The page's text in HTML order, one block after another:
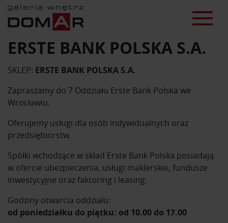
ERSTE BANK POLSKA S.A.
SKLEP: ERSTE BANK POLSKA S.A.
Zapraszamy do 7 Oddziału Erste Bank Polska we
Wrocławiu.
Oferujemy usługi dla osób indywidualnych oraz
przedsiębiorstw.
Spółki wchodzące w skład Erste Bank Polska posiadają
w ofercie ubezpieczenia, usługi maklerskie, fundusze
inwestycyjne oraz faktoring i leasing.
Godziny otwarcia oddziału:
od poniedziałku do piątku: od 10.00 do 17.00